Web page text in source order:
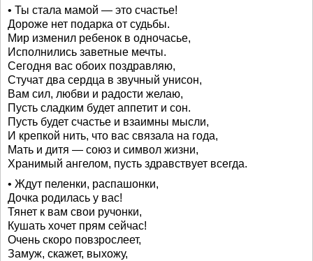
• Ты стала мамой — это счастье!
Дороже нет подарка от судьбы.
Мир изменил ребенок в одночасье,
Исполнились заветные мечты.
Сегодня вас обоих поздравляю,
Стучат два сердца в звучный унисон,
Вам сил, любви и радости желаю,
Пусть сладким будет аппетит и сон.
Пусть будет счастье и взаимны мысли,
И крепкой нить, что вас связала на года,
Мать и дитя — союз и символ жизни,
Хранимый ангелом, пусть здравствует всегда.
• Ждут пеленки, распашонки,
Дочка родилась у вас!
Тянет к вам свои ручонки,
Кушать хочет прям сейчас!
Очень скоро повзрослеет,
Замуж, скажет, выхожу,